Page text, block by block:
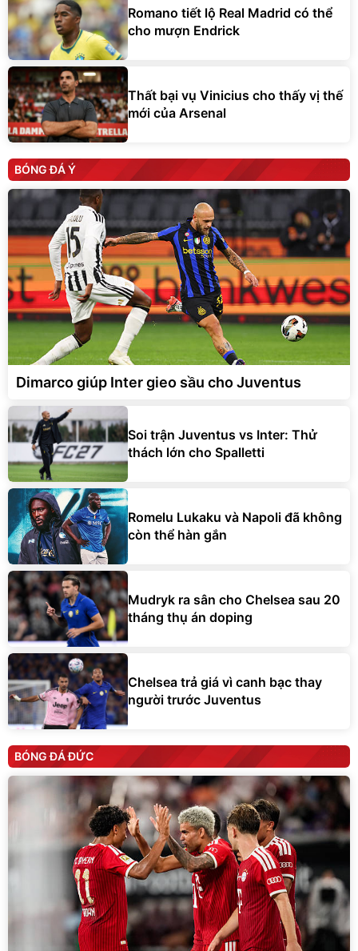
Romano tiết lộ Real Madrid có thể
cho mượn Endrick
Thất bại vụ Vinicius cho thấy vị thế
mới của Arsenal
BÓNG ĐÁ Ý
Dimarco giúp Inter gieo sầu cho Juventus
Soi trận Juventus vs Inter: Thử
thách lớn cho Spalletti
Romelu Lukaku và Napoli đã không
còn thể hàn gắn
Mudryk ra sân cho Chelsea sau 20
tháng thụ án doping
Chelsea trả giá vì canh bạc thay
người trước Juventus
BÓNG ĐÁ ĐỨC